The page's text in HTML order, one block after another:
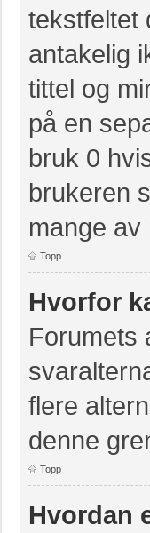
tekstfeltet
antakelig
tittel og
på en
bruk 0
brukeren
mange av
Topp
Hvorfor
Forumets
flere
denne
Topp
Hvordan